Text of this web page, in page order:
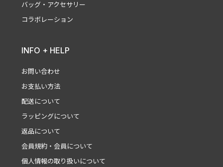
バッグ・アクセサリー
コラボレーション
INFO + HELP
お問い合わせ
お支払い方法
配送について
ラッピングについて
返品について
会員規約・会員について
個人情報の取り扱いについて